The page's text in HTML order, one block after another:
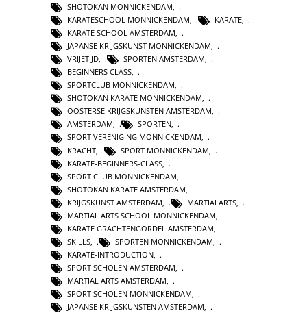
SHOTOKAN MONNICKENDAM
KARATESCHOOL MONNICKENDAM
KARATE
KARATE SCHOOL AMSTERDAM
JAPANSE KRIJGSKUNST MONNICKENDAM,
VRIJETIJD, SPORTEN AMSTERDAM,
BEGINNERS CLASS,
SPORTCLUB MONNICKENDAM,
SHOTOKAN KARATE MONNICKENDAM,
OOSTERSE KRIJGSKUNSTEN AMSTERDAM,
AMSTERDAM, SPORTEN,
SPORT VERENIGING MONNICKENDAM,
KRACHT
SPORT MONNICKENDAM
KARATE-BEGINNERS-CLASS
SPORT CLUB MONNICKENDAM
SHOTOKAN KARATE AMSTERDAM
KRIJGSKUNST AMSTERDAM
MARTIALARTS
MARTIAL ARTS SCHOOL MONNICKENDAM
KARATE GRACHTENGORDEL AMSTERDAM
SKILLS
SPORTEN MONNICKENDAM
KARATE-INTRODUCTION,
SPORT SCHOLEN AMSTERDAM,
MARTIAL ARTS AMSTERDAM,
SPORT SCHOLEN MONNICKENDAM,
JAPANSE KRIJGSKUNSTEN AMSTERDAM,